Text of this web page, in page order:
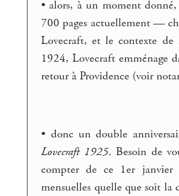
• alors, à un moment
700 pages actuellement —
Lovecraft, et le contexte
1924, Lovecraft emménage
retour à Providence (voir
• donc un double
Lovecraft 1925. Besoin de
compter de ce 1er janvier
mensuelles quelle que soit